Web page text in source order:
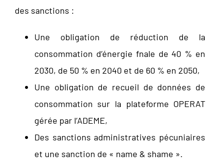
des sanctions :
Une obligation de réduction de la
consommation d’énergie fnale de 40 % en
2030, de 50 % en 2040 et de 60 % en 2050,
Une obligation de recueil de données de
consommation sur la plateforme OPERAT
gérée par l’ADEME,
Des sanctions administratives pécuniaires
et une sanction de « name & shame ».